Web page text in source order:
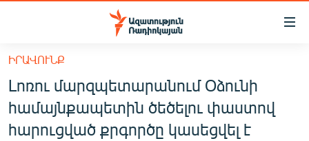
Մատչելիության
հիմնական
բովանդակությանը
Անցնել
հիմնական
մենյուին
ՔԱՂԱՔԱԿԱՆ
ԻՐԱՎՈՒՆՔ
Լոռու մարզպետարանում Օձունի
համայնքապետին ծեծելու փաստով
հարուցված քրգործը կասեցվել է